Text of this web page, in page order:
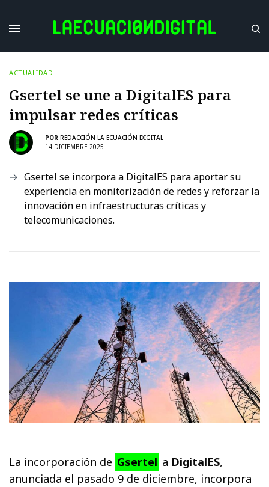
ACTUALIDAD
Gsertel se une a DigitalES para
impulsar redes críticas
POR REDACCIÓN LA ECUACIÓN DIGITAL
14 DICIEMBRE 2025
Gsertel se incorpora a DigitalES para aportar su
experiencia en monitorización de redes y reforzar la
innovación en infraestructuras críticas y
telecomunicaciones.
La incorporación de Gsertel a DigitalES,
anunciada el pasado 9 de diciembre, incorpora